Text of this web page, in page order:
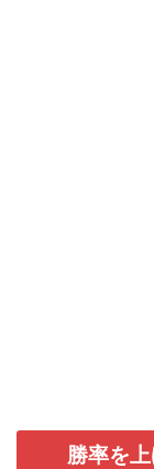
勝率を